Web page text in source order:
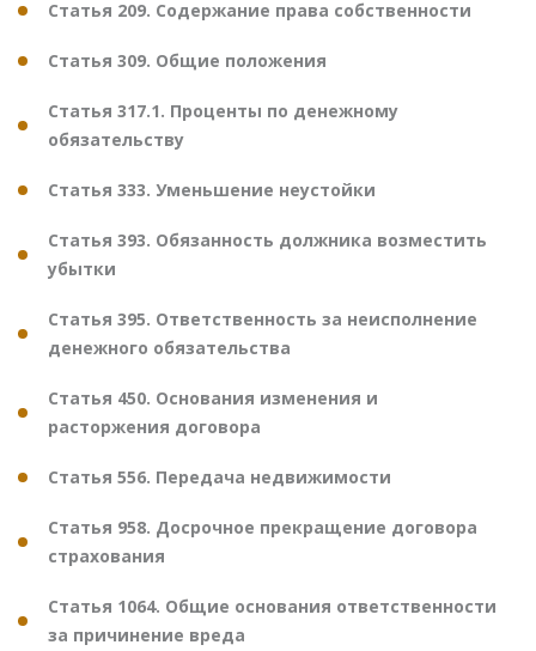
Статья 209. Содержание права собственности
Статья 309. Общие положения
Статья 317.1. Проценты по денежному
обязательству
Статья 333. Уменьшение неустойки
Статья 393. Обязанность должника возместить
убытки
Статья 395. Ответственность за неисполнение
денежного обязательства
Статья 450. Основания изменения и
расторжения договора
Статья 556. Передача недвижимости
Статья 958. Досрочное прекращение договора
страхования
Статья 1064. Общие основания ответственности
за причинение вреда